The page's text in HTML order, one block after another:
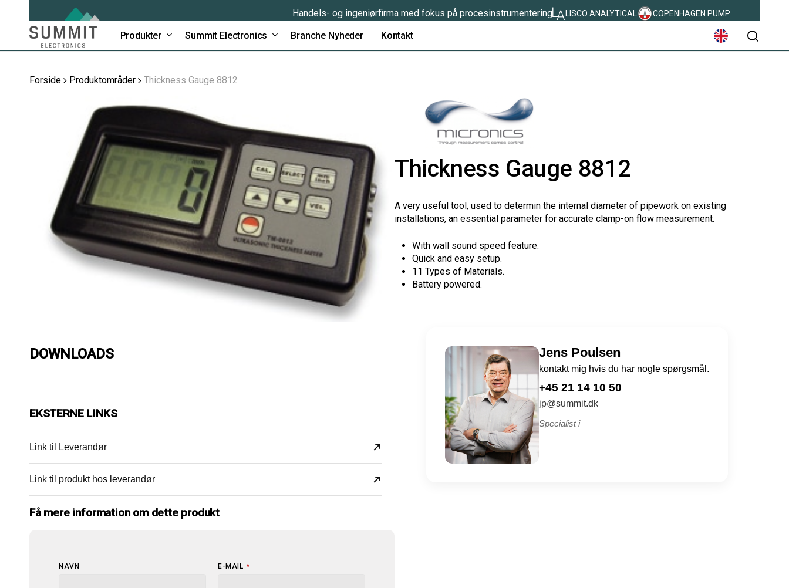
Handels- og ingeniørfirma med fokus på procesinstrumentering LISCO ANALYTICAL COPENHAGEN PUMP
Produkter Summit Electronics Branche Nyheder Kontakt
Forside Produktområder Thickness Gauge 8812
DOWNLOADS
EKSTERNE LINKS
Link til Leverandør
Link til produkt hos leverandør
Få mere information om dette produkt
NAVN E-MAIL *
Thickness Gauge 8812
A very useful tool, used to determin the internal diameter of pipework on existing
installations, an essential parameter for accurate clamp-on flow measurement.
With wall sound speed feature.
Quick and easy setup.
11 Types of Materials.
Battery powered.
Jens Poulsen
kontakt mig hvis du har nogle spørgsmål.
+45 21 14 10 50
jp@summit.dk
Specialist i